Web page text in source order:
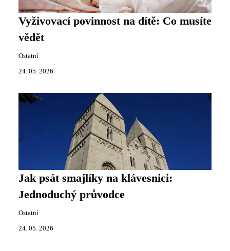
Vyživovací povinnost na dítě: Co musíte
vědět
Ostatní
24. 05. 2026
Jak psát smajlíky na klávesnici:
Jednoduchý průvodce
Ostatní
24. 05. 2026